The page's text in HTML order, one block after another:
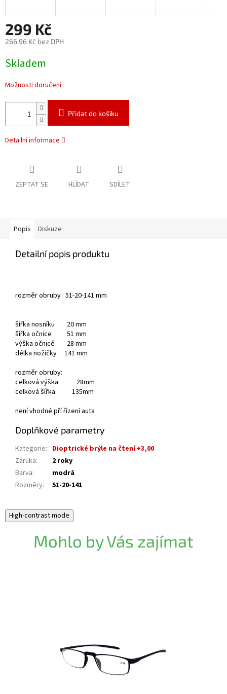
299 Kč
266,96 Kč bez DPH
cena:
Skladem
Možnosti doručení
Přidat do košíku
Detailní informace
ZEPTAT SE HLÍDAT SDÍLET
Popis Diskuze
Detailní popis produktu
rozměr obruby : 51-20-141 mm
šířka nosníku 20 mm
šířka očnice 51 mm
výška očnicé 28 mm
délka nožičky 141 mm
rozměr obruby:
celková výška 28mm
celková šířka 135mm
není vhodné pří řízení auta
Doplňkové parametry
Kategorie: Dioptrické brýle na čtení +3,00
Záruka:
2 roky
Barva:
modrá
Rozměry: 51-20-141
High-contrast mode
Mohlo by Vás zajímat